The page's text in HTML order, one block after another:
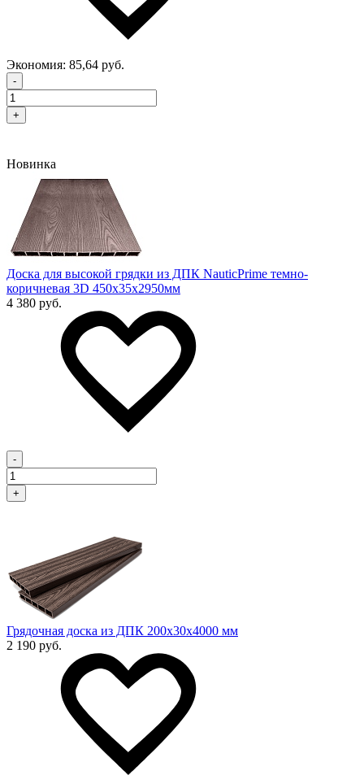
Экономия: 85,64 руб.
-
+
Новинка
Доска для высокой грядки из ДПК NauticPrime темно-
коричневая 3D 450х35х2950мм
4 380 руб.
-
+
Грядочная доска из ДПК 200x30х4000 мм
2 190 руб.